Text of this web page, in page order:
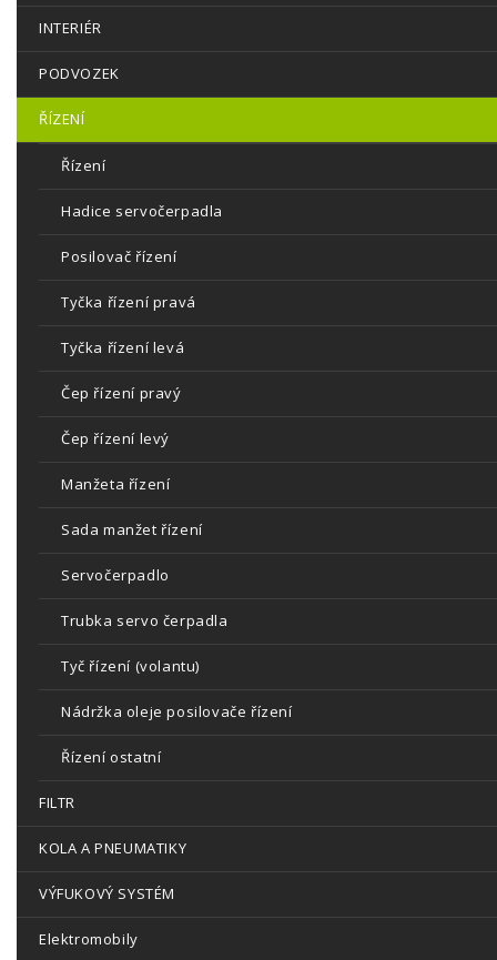
INTERIÉR
PODVOZEK
ŘÍZENÍ
Řízení
Hadice servočerpadla
Posilovač řízení
Tyčka řízení pravá
Tyčka řízení levá
Čep řízení pravý
Čep řízení levý
Manžeta řízení
Sada manžet řízení
Servočerpadlo
Trubka servo čerpadla
Tyč řízení (volantu)
Nádržka oleje posilovače řízení
Řízení ostatní
FILTR
KOLA A PNEUMATIKY
VÝFUKOVÝ SYSTÉM
Elektromobily